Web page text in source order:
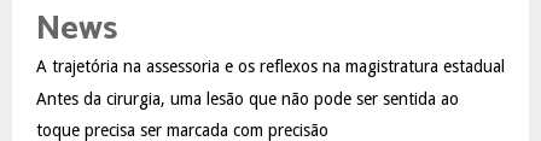
h
o
r
:
A
News
A trajetória na assessoria e os reflexos na magistratura estadual
Antes da cirurgia, uma lesão que não pode ser sentida ao
toque precisa ser marcada com precisão